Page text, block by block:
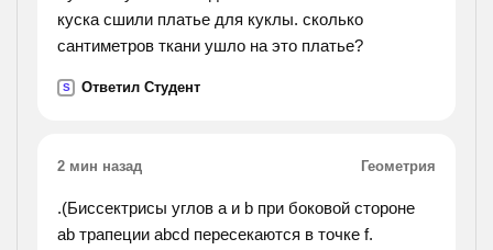
куска сшили платье для куклы. сколько
сантиметров ткани ушло на это платье?
S Ответил Студент
2 мин назад Геометрия
.(Биссектрисы углов a и b при боковой стороне
ab трапеции abcd пересекаются в точке f.